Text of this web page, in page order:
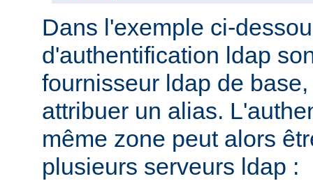
Dans l'exemple ci-
d'authentification ldap
fournisseur ldap de
attribuer un alias.
même zone peut alors
plusieurs serveurs ldap :